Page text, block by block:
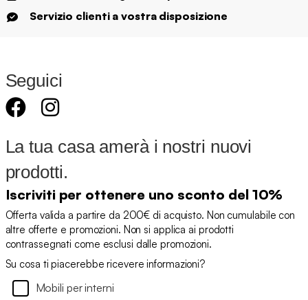
Servizio clienti a vostra disposizione
Seguici
La tua casa amerà i nostri nuovi
prodotti.
Iscriviti per ottenere uno sconto del 10%
Offerta valida a partire da 200€ di acquisto. Non cumulabile con
altre offerte e promozioni. Non si applica ai prodotti
contrassegnati come esclusi dalle promozioni.
Su cosa ti piacerebbe ricevere informazioni?
Mobili per interni